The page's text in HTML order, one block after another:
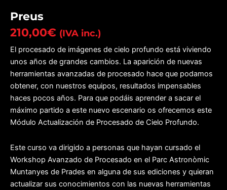
Preus
210,00€ (IVA inc.)
El procesado de imágenes de cielo profundo está viviendo
unos años de grandes cambios. La aparición de nuevas
herramientas avanzadas de procesado hace que podamos
obtener, con nuestros equipos, resultados impensables
haces pocos años. Para que podáis aprender a sacar el
máximo partido a este nuevo escenario os ofrecemos este
Módulo Actualización de Procesado de Cielo Profundo.
Este curso va dirigido a personas que hayan cursado el
Workshop Avanzado de Procesado en el Parc Astronòmic
Muntanyes de Prades en alguna de sus ediciones y quieran
actualizar sus conocimientos con las nuevas herramientas